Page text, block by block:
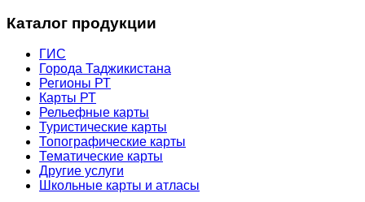
Каталог продукции
ГИС
Города Таджикистана
Регионы РТ
Карты РТ
Рельефные карты
Туристические карты
Топографические карты
Тематические карты
Другие услуги
Школьные карты и атласы